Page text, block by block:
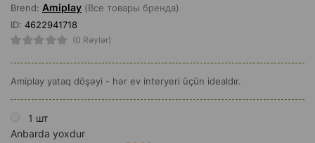
Brend: Amiplay (Все товары бренда)
ID: 4622941718
(0 Rəylər)
Amiplay yataq döşəyi - hər ev interyeri üçün idealdır.
1 шт
Anbarda yoxdur